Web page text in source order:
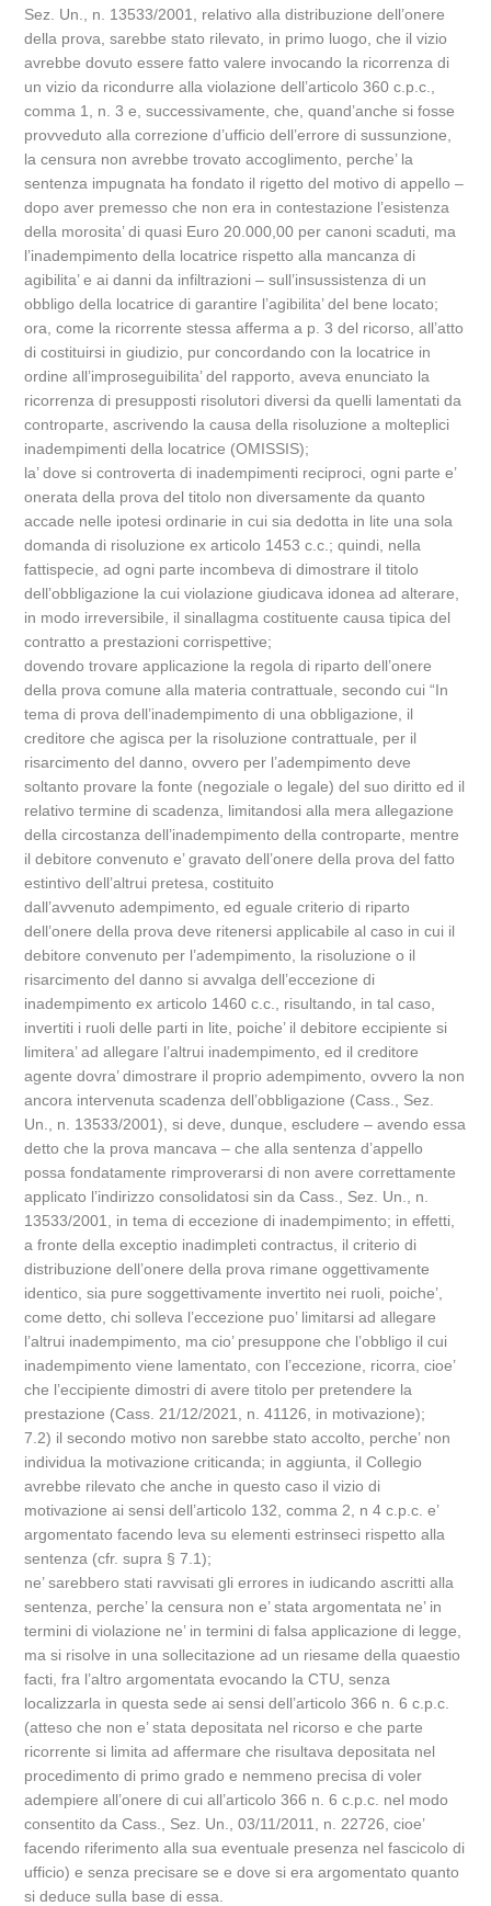
Sez. Un., n. 13533/2001, relativo alla distribuzione dell’onere
della prova, sarebbe stato rilevato, in primo luogo, che il vizio
avrebbe dovuto essere fatto valere invocando la ricorrenza di
un vizio da ricondurre alla violazione dell’articolo 360 c.p.c.,
comma 1, n. 3 e, successivamente, che, quand’anche si fosse
provveduto alla correzione d’ufficio dell’errore di sussunzione,
la censura non avrebbe trovato accoglimento, perche’ la
sentenza impugnata ha fondato il rigetto del motivo di appello –
dopo aver premesso che non era in contestazione l’esistenza
della morosita’ di quasi Euro 20.000,00 per canoni scaduti, ma
l’inadempimento della locatrice rispetto alla mancanza di
agibilita’ e ai danni da infiltrazioni – sull’insussistenza di un
obbligo della locatrice di garantire l’agibilita’ del bene locato;
ora, come la ricorrente stessa afferma a p. 3 del ricorso, all’atto
di costituirsi in giudizio, pur concordando con la locatrice in
ordine all’improseguibilita’ del rapporto, aveva enunciato la
ricorrenza di presupposti risolutori diversi da quelli lamentati da
controparte, ascrivendo la causa della risoluzione a molteplici
inadempimenti della locatrice (OMISSIS);
la’ dove si controverta di inadempimenti reciproci, ogni parte e’
onerata della prova del titolo non diversamente da quanto
accade nelle ipotesi ordinarie in cui sia dedotta in lite una sola
domanda di risoluzione ex articolo 1453 c.c.; quindi, nella
fattispecie, ad ogni parte incombeva di dimostrare il titolo
dell’obbligazione la cui violazione giudicava idonea ad alterare,
in modo irreversibile, il sinallagma costituente causa tipica del
contratto a prestazioni corrispettive;
dovendo trovare applicazione la regola di riparto dell’onere
della prova comune alla materia contrattuale, secondo cui “In
tema di prova dell’inadempimento di una obbligazione, il
creditore che agisca per la risoluzione contrattuale, per il
risarcimento del danno, ovvero per l’adempimento deve
soltanto provare la fonte (negoziale o legale) del suo diritto ed il
relativo termine di scadenza, limitandosi alla mera allegazione
della circostanza dell’inadempimento della controparte, mentre
il debitore convenuto e’ gravato dell’onere della prova del fatto
estintivo dell’altrui pretesa, costituito
dall’avvenuto adempimento, ed eguale criterio di riparto
dell’onere della prova deve ritenersi applicabile al caso in cui il
debitore convenuto per l’adempimento, la risoluzione o il
risarcimento del danno si avvalga dell’eccezione di
inadempimento ex articolo 1460 c.c., risultando, in tal caso,
invertiti i ruoli delle parti in lite, poiche’ il debitore eccipiente si
limitera’ ad allegare l’altrui inadempimento, ed il creditore
agente dovra’ dimostrare il proprio adempimento, ovvero la non
ancora intervenuta scadenza dell’obbligazione (Cass., Sez.
Un., n. 13533/2001), si deve, dunque, escludere – avendo essa
detto che la prova mancava – che alla sentenza d’appello
possa fondatamente rimproverarsi di non avere correttamente
applicato l’indirizzo consolidatosi sin da Cass., Sez. Un., n.
13533/2001, in tema di eccezione di inadempimento; in effetti,
a fronte della exceptio inadimpleti contractus, il criterio di
distribuzione dell’onere della prova rimane oggettivamente
identico, sia pure soggettivamente invertito nei ruoli, poiche’,
come detto, chi solleva l’eccezione puo’ limitarsi ad allegare
l’altrui inadempimento, ma cio’ presuppone che l’obbligo il cui
inadempimento viene lamentato, con l’eccezione, ricorra, cioe’
che l’eccipiente dimostri di avere titolo per pretendere la
prestazione (Cass. 21/12/2021, n. 41126, in motivazione);
7.2) il secondo motivo non sarebbe stato accolto, perche’ non
individua la motivazione criticanda; in aggiunta, il Collegio
avrebbe rilevato che anche in questo caso il vizio di
motivazione ai sensi dell’articolo 132, comma 2, n 4 c.p.c. e’
argomentato facendo leva su elementi estrinseci rispetto alla
sentenza (cfr. supra § 7.1);
ne’ sarebbero stati ravvisati gli errores in iudicando ascritti alla
sentenza, perche’ la censura non e’ stata argomentata ne’ in
termini di violazione ne’ in termini di falsa applicazione di legge,
ma si risolve in una sollecitazione ad un riesame della quaestio
facti, fra l’altro argomentata evocando la CTU, senza
localizzarla in questa sede ai sensi dell’articolo 366 n. 6 c.p.c.
(atteso che non e’ stata depositata nel ricorso e che parte
ricorrente si limita ad affermare che risultava depositata nel
procedimento di primo grado e nemmeno precisa di voler
adempiere all’onere di cui all’articolo 366 n. 6 c.p.c. nel modo
consentito da Cass., Sez. Un., 03/11/2011, n. 22726, cioe’
facendo riferimento alla sua eventuale presenza nel fascicolo di
ufficio) e senza precisare se e dove si era argomentato quanto
si deduce sulla base di essa.